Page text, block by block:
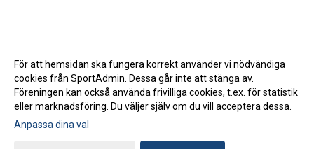
Gå till Webbversion
För att hemsidan ska fungera korrekt använder vi nödvändiga
cookies från SportAdmin. Dessa går inte att stänga av.
Föreningen kan också använda frivilliga cookies, t.ex. för statistik
eller marknadsföring. Du väljer själv om du vill acceptera dessa.
Anpassa dina val